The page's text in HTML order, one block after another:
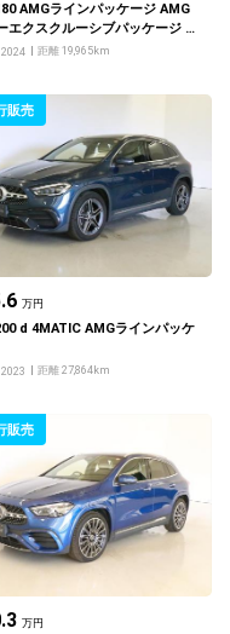
AMGラインパッケージ AMG
エクスクルーシブパッケージ コ
ートパッケージ
2024 距離 19,965km
販売
万円
d 4MATIC AMGラインパッケ
2023 距離 27,864km
販売
万円